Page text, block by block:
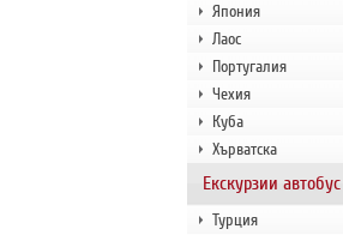
Япония
Лаос
Португалия
Чехия
Куба
Хърватска
Екскурзии автобус
Турция